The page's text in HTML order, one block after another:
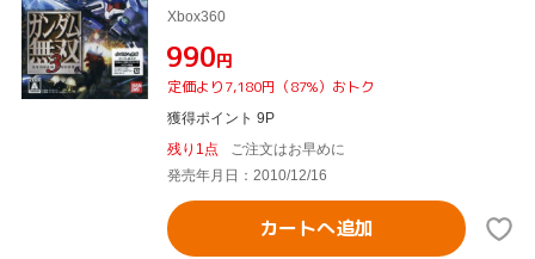
Xbox360
¥990円
定価より7,180円（87%）おトク
獲得ポイント 9P
残り1点
ご注文はお早めに
発売年月日：2010/12/16
カートへ追加